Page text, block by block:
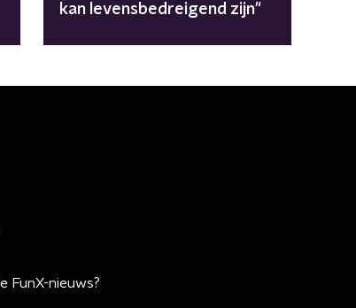
kan levensbedreigend zijn"
FunX-nieuws?